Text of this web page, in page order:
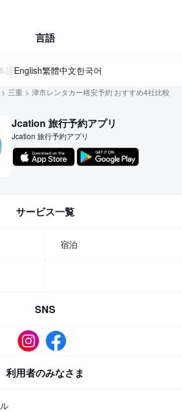
言語
語English繁體中文한국어
三重 津市レンタカー格安予約 おすすめ4社比較
Jcation 旅行予約アプリ
Jcation 旅行予約アプリ
サービス一覧
宿泊
SNS
利用者のみなさま